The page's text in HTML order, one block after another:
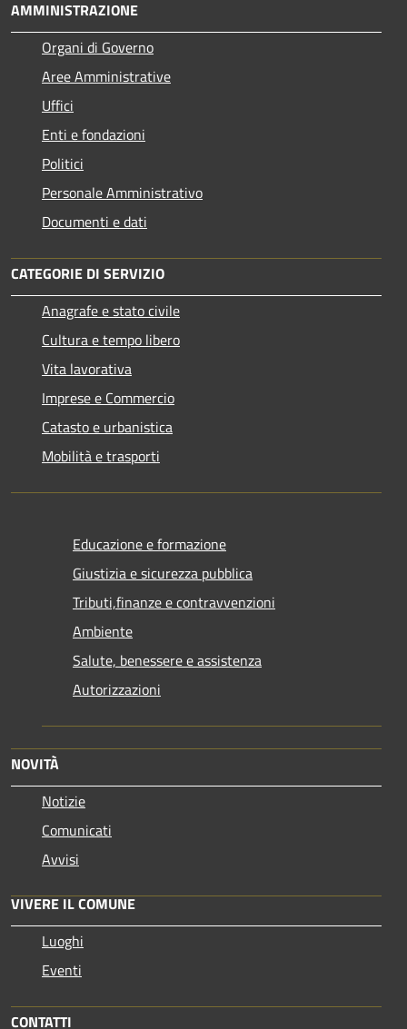
AMMINISTRAZIONE
Organi di Governo
Aree Amministrative
Uffici
Enti e fondazioni
Politici
Personale Amministrativo
Documenti e dati
CATEGORIE DI SERVIZIO
Anagrafe e stato civile
Cultura e tempo libero
Vita lavorativa
Imprese e Commercio
Catasto e urbanistica
Mobilità e trasporti
Educazione e formazione
Giustizia e sicurezza pubblica
Tributi,finanze e contravvenzioni
Ambiente
Salute, benessere e assistenza
Autorizzazioni
NOVITÀ
Notizie
Comunicati
Avvisi
VIVERE IL COMUNE
Luoghi
Eventi
CONTATTI